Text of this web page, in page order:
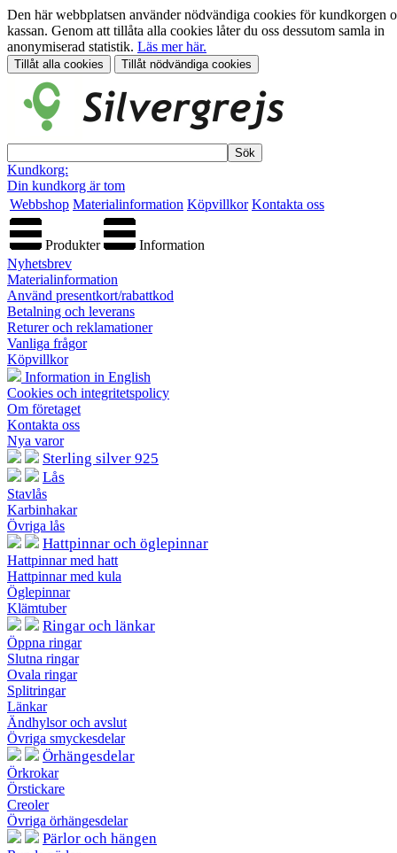
Den här webbplatsen använder nödvändiga cookies för kundkorgen
kassan. Genom att tillåta alla cookies låter du oss dessutom samla in
anonymiserad statistik. Läs mer här.
Kundkorg:
Din kundkorg är tom
Webbshop Materialinformation Köpvillkor Kontakta oss
Produkter
Information
Nyhetsbrev
Materialinformation
Använd presentkort/rabattkod
Betalning och leverans
Returer och reklamationer
Vanliga frågor
Köpvillkor
Information in English
Cookies och integritetspolicy
Om företaget
Kontakta oss
Nya varor
Sterling silver 925
Lås
Stavlås
Karbinhakar
Övriga lås
Hattpinnar och öglepinnar
Hattpinnar med hatt
Hattpinnar med kula
Öglepinnar
Klämtuber
Ringar och länkar
Öppna ringar
Slutna ringar
Ovala ringar
Splitringar
Länkar
Ändhylsor och avslut
Övriga smyckesdelar
Örhängesdelar
Örkrokar
Örstickare
Creoler
Övriga örhängesdelar
Pärlor och hängen